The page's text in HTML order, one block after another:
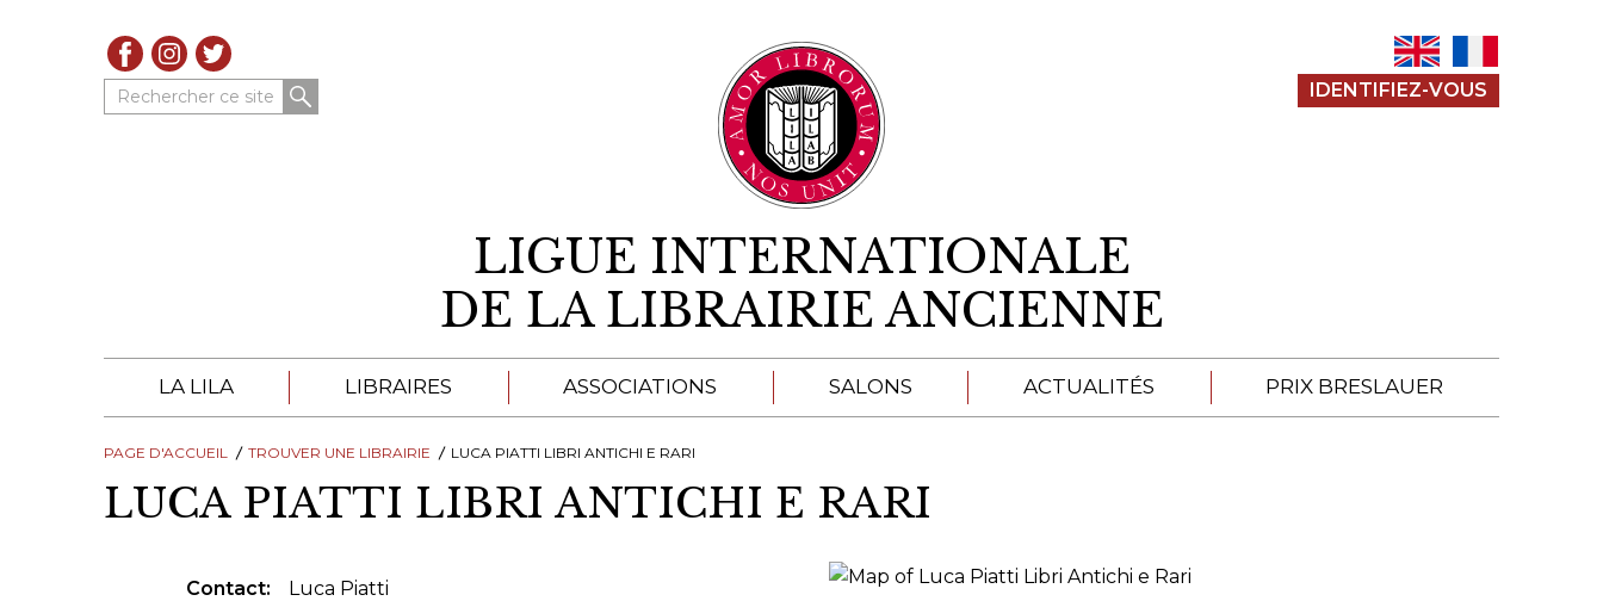
Rechercher ce site IDENTIFIEZ-VOUS
LIGUE INTERNATIONALE
DE LA LIBRAIRIE ANCIENNE
LA LILA
À PROPOS DE LA LILA
TROUVER UNE LIBRAIRIE
LIBRAIRES
LIBRAIRES DE LA LILA
CATALOGUES
ASSOCIATIONS SALONS ACTUALITÉS PRIX BRESLAUER
PAGE D'ACCUEIL TROUVER UNE LIBRAIRIE LUCA PIATTI LIBRI ANTICHI E RARI
LUCA PIATTI LIBRI ANTICHI E RARI
Contact
Luca Piatti